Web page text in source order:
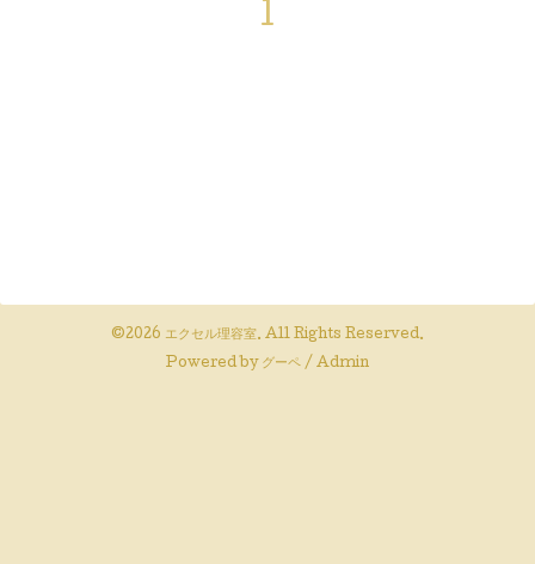
1
©2026 エクセル理容室. All Rights Reserved.
Powered by グーペ / Admin